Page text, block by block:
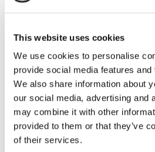
This website uses cookies
We use cookies to personalise
provide social media features
We also share information about
our social media, advertising and
may combine it with other
provided to them or that they’ve
of their services.
certificato per il turismo sanitario.
Chi Siamo
Come Funziona
Guida Pre-Operazione
Autori & Revisori
Flymedi Programma di
Piani Di Pagamento
Carriere
FAQ